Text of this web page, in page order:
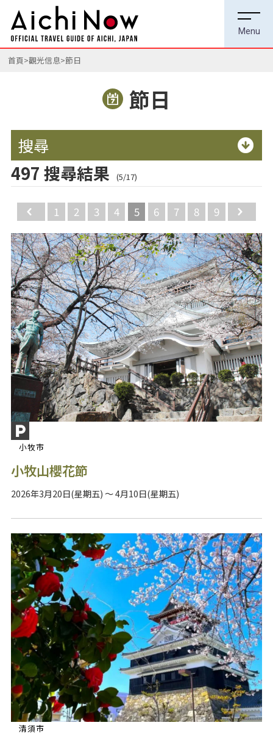
首頁 觀光信息 節日
節日
搜尋
497 搜尋結果 (5/17)
Back
1 2 3 4 5 6 7 8 9
小牧市
小牧山櫻花節
2026年3月20日(星期五) ～ 4月10日(星期五)
清須市